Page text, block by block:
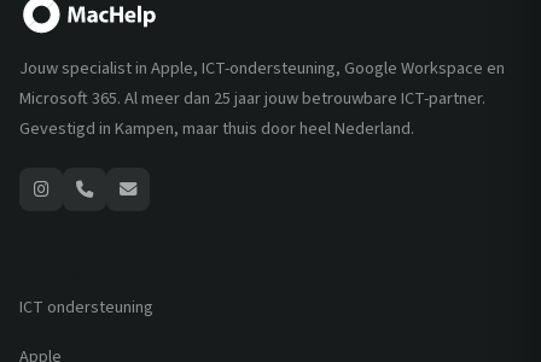
Jouw specialist in Apple, ICT-ondersteuning, Google Workspace en
Microsoft 365. Al meer dan 25 jaar jouw betrouwbare ICT-partner.
Gevestigd in Kampen, maar thuis door heel Nederland.
ICT ondersteuning
Apple